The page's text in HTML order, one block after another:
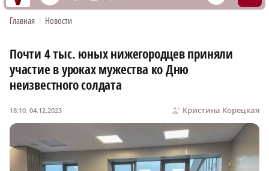
Главная • Новости
Почти 4 тыс. юных нижегородцев приняли
участие в уроках мужества ко Дню
неизвестного солдата
Кристина Корецкая
18:10, 04.12.2023